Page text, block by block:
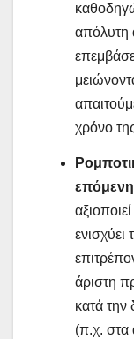
απόλυτη
χρόνο
ενισχύει
άριστη
κατά
(π.χ. στα